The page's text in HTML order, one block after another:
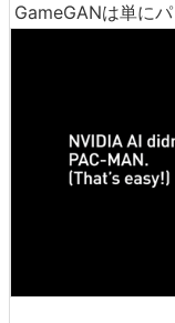
GameGANは単に